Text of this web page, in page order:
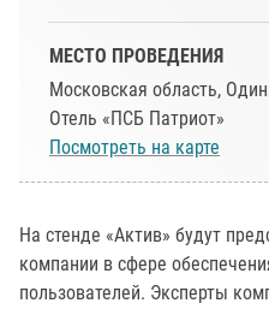
МЕСТО ПРОВЕДЕНИЯ
Московская область,
Отель «ПСБ Патриот»
Посмотреть на карте
На стенде «Актив» будут
компании в сфере
пользователей. Эксперты